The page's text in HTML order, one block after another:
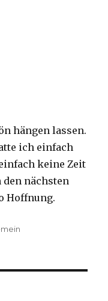
hängen lassen.
ich einfach
keine Zeit
den nächsten
Hoffnung.